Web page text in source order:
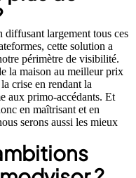
largement tous ces
cette solution a
périmètre de visibilité.
la maison au meilleur prix
crise en rendant la
aux primo-accédants. Et
en maîtrisant et en
serons aussi les mieux